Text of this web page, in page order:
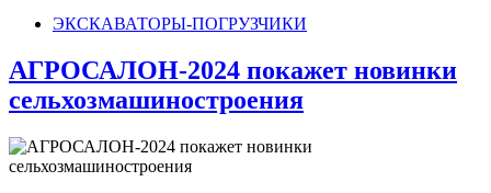
ЭКСКАВАТОРЫ-ПОГРУЗЧИКИ
АГРОСАЛОН-2024 покажет новинки
сельхозмашиностроения